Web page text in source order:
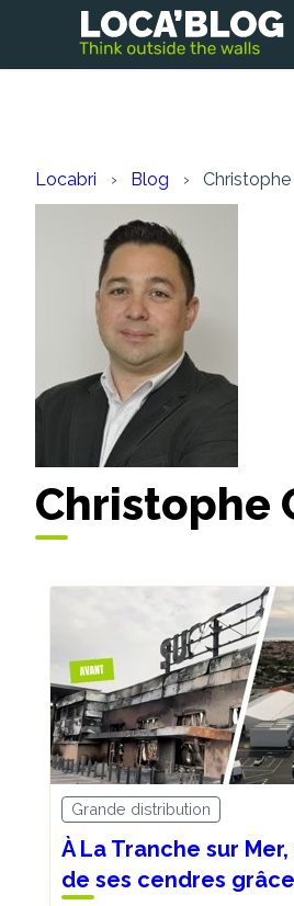
Locabri Blog
Christophe
Grande distribution
À La Tranche sur
de ses cendres